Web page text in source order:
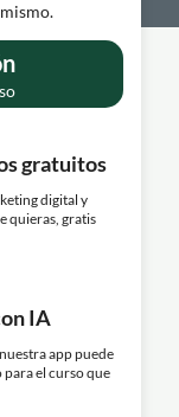
gratuitos
digital y
quieras, gratis
IA
app puede
el curso que